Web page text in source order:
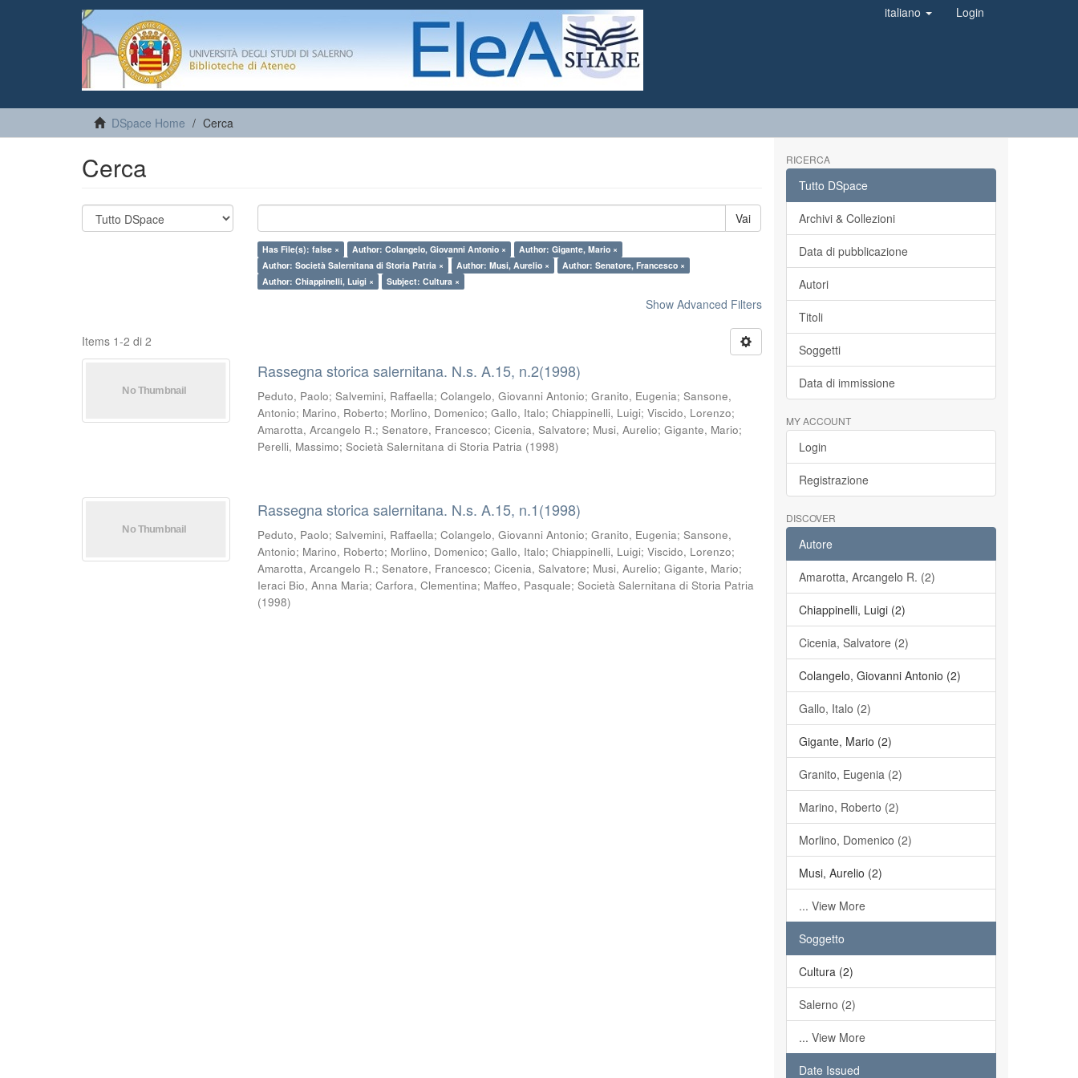
italiano Login
DSpace Home Cerca
Cerca
Vai
Has File(s): false × Author: Colangelo, Giovanni Antonio ×
Author: Gigante, Mario ×
Author: Società Salernitana di Storia Patria ×
Author: Musi, Aurelio ×
Author: Senatore, Francesco ×
Author: Chiappinelli, Luigi ×
Subject: Cultura ×
Show Advanced Filters
Items 1-2 di 2
Rassegna storica salernitana. N.s. A.15, n.2(1998)
Peduto, Paolo;Salvemini, Raffaella;Colangelo, Giovanni Antonio;Granito, Eugenia;Sansone,
Antonio; Marino, Roberto; Morlino, Domenico;Gallo, Italo;Chiappinelli, Luigi;Viscido, Lorenzo;
Amarotta, Arcangelo R.;Senatore, Francesco;Cicenia, Salvatore; Musi, Aurelio;Gigante, Mario;
Perelli, Massimo;Società Salernitana di Storia Patria (1998)
Rassegna storica salernitana. N.s. A.15, n.1(1998)
Peduto, Paolo;Salvemini, Raffaella;Colangelo, Giovanni Antonio;Granito, Eugenia;Sansone,
Antonio; Marino, Roberto; Morlino, Domenico;Gallo, Italo;Chiappinelli, Luigi;Viscido, Lorenzo;
Amarotta, Arcangelo R.;Senatore, Francesco;Cicenia, Salvatore; Musi, Aurelio;Gigante, Mario;
Ieraci Bio, Anna Maria;Carfora, Clementina; Maffeo, Pasquale;Società Salernitana di Storia Patria
(1998)
RICERCA
Tutto DSpace
Archivi & Collezioni
Data di pubblicazione
Autori
Titoli
Soggetti
Data di immissione
MY ACCOUNT
Login
Registrazione
DISCOVER
Autore
Amarotta, Arcangelo R. (2)
Chiappinelli, Luigi (2)
Cicenia, Salvatore (2)
Colangelo, Giovanni Antonio (2)
Gallo, Italo (2)
Gigante, Mario (2)
Granito, Eugenia (2)
Marino, Roberto (2)
Morlino, Domenico (2)
Musi, Aurelio (2)
... View More
Soggetto
Cultura (2)
Salerno (2)
... View More
Date Issued